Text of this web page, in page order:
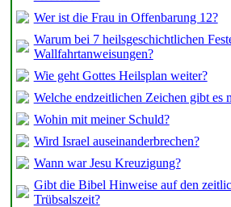
Wer ist die Frau in Offenbarung 12?
Warum bei 7 heilsgeschichtlichen
Wallfahrtanweisungen?
Wie geht Gottes Heilsplan weiter?
Welche endzeitlichen Zeichen gibt es
Wohin mit meiner Schuld?
Wird Israel auseinanderbrechen?
Wann war Jesu Kreuzigung?
Gibt die Bibel Hinweise auf den
Trübsalszeit?